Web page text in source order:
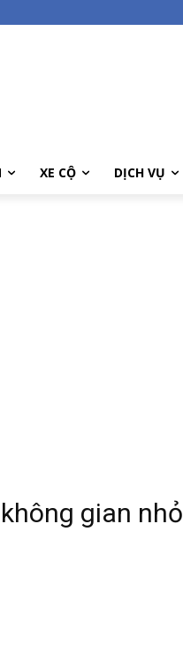
XE CỘ DỊCH VỤ
gian nhỏ